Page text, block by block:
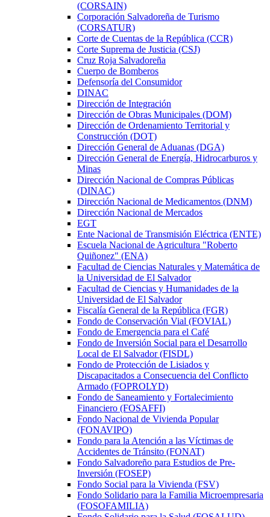
(CORSAIN)
Corporación Salvadoreña de Turismo
(CORSATUR)
Corte de Cuentas de la República (CCR)
Corte Suprema de Justicia (CSJ)
Cruz Roja Salvadoreña
Cuerpo de Bomberos
Defensoría del Consumidor
DINAC
Dirección de Integración
Dirección de Obras Municipales (DOM)
Dirección de Ordenamiento Territorial y
Construcción (DOT)
Dirección General de Aduanas (DGA)
Dirección General de Energía, Hidrocarburos y
Minas
Dirección Nacional de Compras Públicas
(DINAC)
Dirección Nacional de Medicamentos (DNM)
Dirección Nacional de Mercados
EGT
Ente Nacional de Transmisión Eléctrica (ENTE)
Escuela Nacional de Agricultura "Roberto
Quiñonez" (ENA)
Facultad de Ciencias Naturales y Matemática de
la Universidad de El Salvador
Facultad de Ciencias y Humanidades de la
Universidad de El Salvador
Fiscalía General de la República (FGR)
Fondo de Conservación Vial (FOVIAL)
Fondo de Emergencia para el Café
Fondo de Inversión Social para el Desarrollo
Local de El Salvador (FISDL)
Fondo de Protección de Lisiados y
Discapacitados a Consecuencia del Conflicto
Armado (FOPROLYD)
Fondo de Saneamiento y Fortalecimiento
Financiero (FOSAFFI)
Fondo Nacional de Vivienda Popular
(FONAVIPO)
Fondo para la Atención a las Víctimas de
Accidentes de Tránsito (FONAT)
Fondo Salvadoreño para Estudios de Pre-
Inversión (FOSEP)
Fondo Social para la Vivienda (FSV)
Fondo Solidario para la Familia Microempresaria
(FOSOFAMILIA)